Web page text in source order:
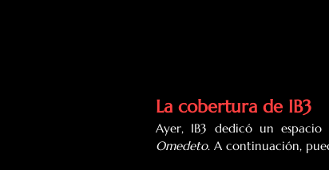
La cobertura de IB3
Omedeto. A continuación,